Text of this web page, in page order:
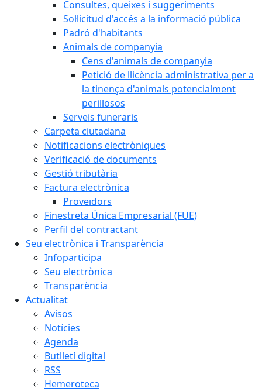
Consultes, queixes i suggeriments
Sol·licitud d'accés a la informació pública
Padró d'habitants
Animals de companyia
Cens d'animals de companyia
Petició de llicència administrativa per a
la tinença d'animals potencialment
perillosos
Serveis funeraris
Carpeta ciutadana
Notificacions electròniques
Verificació de documents
Gestió tributària
Factura electrònica
Proveïdors
Finestreta Única Empresarial (FUE)
Perfil del contractant
Seu electrònica i Transparència
Infoparticipa
Seu electrònica
Transparència
Actualitat
Avisos
Notícies
Agenda
Butlletí digital
RSS
Hemeroteca